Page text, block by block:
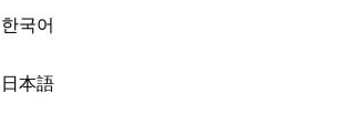
한국어
日本語